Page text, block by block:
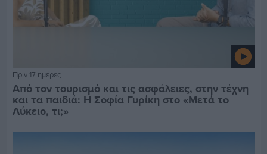
Πριν 17 ημέρες
Από τον τουρισμό και τις ασφάλειες, στην τέχνη
και τα παιδιά: Η Σοφία Γυρίκη στο «Μετά το
Λύκειο, τι;»